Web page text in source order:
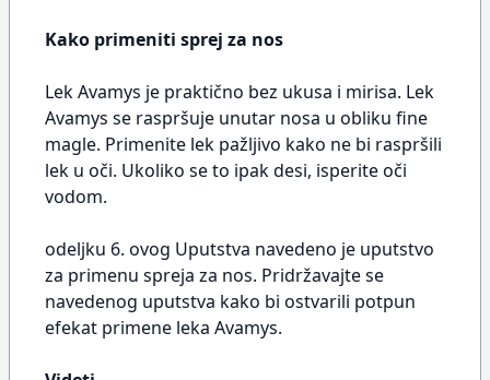
Kako primeniti sprej za nos
Lek Avamys je praktično bez ukusa i mirisa. Lek
Avamys se raspršuje unutar nosa u obliku fine
magle. Primenite lek pažljivo kako ne bi raspršili
lek u oči. Ukoliko se to ipak desi, isperite oči
vodom.
odeljku 6. ovog Uputstva navedeno je uputstvo
za primenu spreja za nos. Pridržavajte se
navedenog uputstva kako bi ostvarili potpun
efekat primene leka Avamys.